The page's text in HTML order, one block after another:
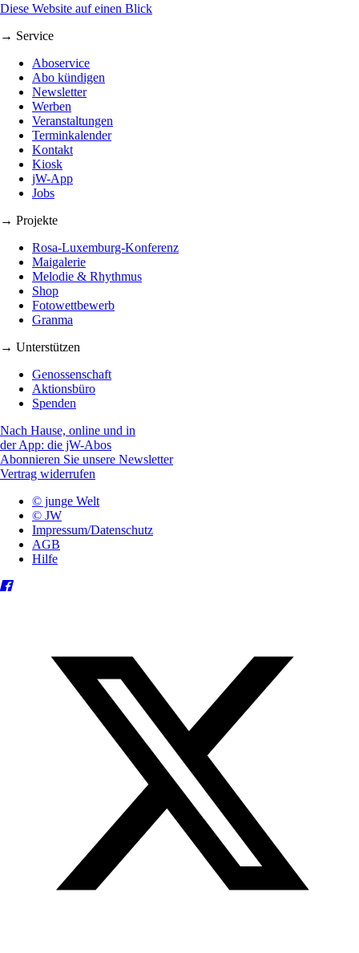
Diese Website auf einen Blick
→ Service
Aboservice
Abo kündigen
Newsletter
Werben
Veranstaltungen
Terminkalender
Kontakt
Kiosk
jW-App
Jobs
→ Projekte
Rosa-Luxemburg-Konferenz
Maigalerie
Melodie & Rhythmus
Shop
Fotowettbewerb
Granma
→ Unterstützen
Genossenschaft
Aktionsbüro
Spenden
Nach Hause, online und in
der App: die jW-Abos
Abonnieren Sie unsere Newsletter
Vertrag widerrufen
© junge Welt
© JW
Impressum/Datenschutz
AGB
Hilfe